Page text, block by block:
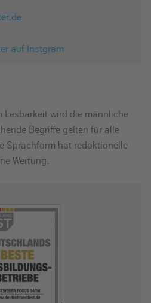
auf Instgram
Lesbarkeit wird die männliche
Begriffe gelten für alle
Sprachform hat redaktionelle
Wertung.